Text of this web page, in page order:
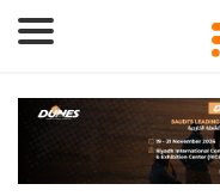
إدارة ملفات تعريف الارتباط